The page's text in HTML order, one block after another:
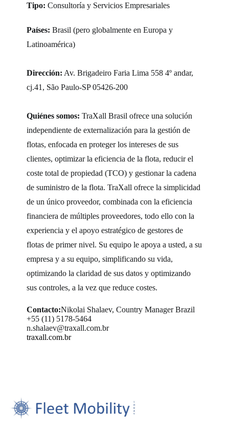
Tipo: Consultoría y Servicios Empresariales
Países: Brasil (pero globalmente en Europa y
Latinoamérica)
Dirección: Av. Brigadeiro Faria Lima 558 4º andar,
cj.41, São Paulo-SP 05426-200
Quiénes somos: TraXall Brasil ofrece una solución
independiente de externalización para la gestión de
flotas, enfocada en proteger los intereses de sus
clientes, optimizar la eficiencia de la flota, reducir el
coste total de propiedad (TCO) y gestionar la cadena
de suministro de la flota. TraXall ofrece la simplicidad
de un único proveedor, combinada con la eficiencia
financiera de múltiples proveedores, todo ello con la
experiencia y el apoyo estratégico de gestores de
flotas de primer nivel. Su equipo le apoya a usted, a su
empresa y a su equipo, simplificando su vida,
optimizando la claridad de sus datos y optimizando
sus controles, a la vez que reduce costes.
Contacto:Nikolai Shalaev, Country Manager Brazil
+55 (11) 5178-5464
n.shalaev@traxall.com.br
traxall.com.br